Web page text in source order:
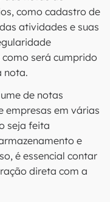
como cadastro de
atividades e suas
será cumprido
nota.
de notas
empresas em várias
seja feita
e
é essencial contar
direta com a